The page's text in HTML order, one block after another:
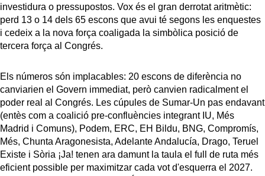
investidura o pressupostos. Vox és el gran derrotat aritmètic:
perd 13 o 14 dels 65 escons que avui té segons les enquestes
i cedeix a la nova força coaligada la simbòlica posició de
tercera força al Congrés.
Els números són implacables: 20 escons de diferència no
canviarien el Govern immediat, però canvien radicalment el
poder real al Congrés. Les cúpules de Sumar-Un pas endavant
(entès com a coalició pre-confluències integrant IU, Més
Madrid i Comuns), Podem, ERC, EH Bildu, BNG, Compromís,
Més, Chunta Aragonesista, Adelante Andalucía, Drago, Teruel
Existe i Sòria ¡Ja! tenen ara damunt la taula el full de ruta més
eficient possible per maximitzar cada vot d'esquerra el 2027.